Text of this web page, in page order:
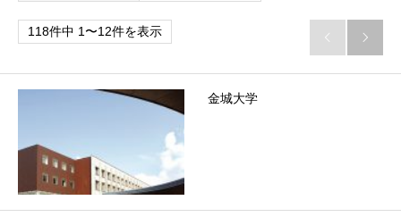
118件中 1〜12件を表示  
金城大学